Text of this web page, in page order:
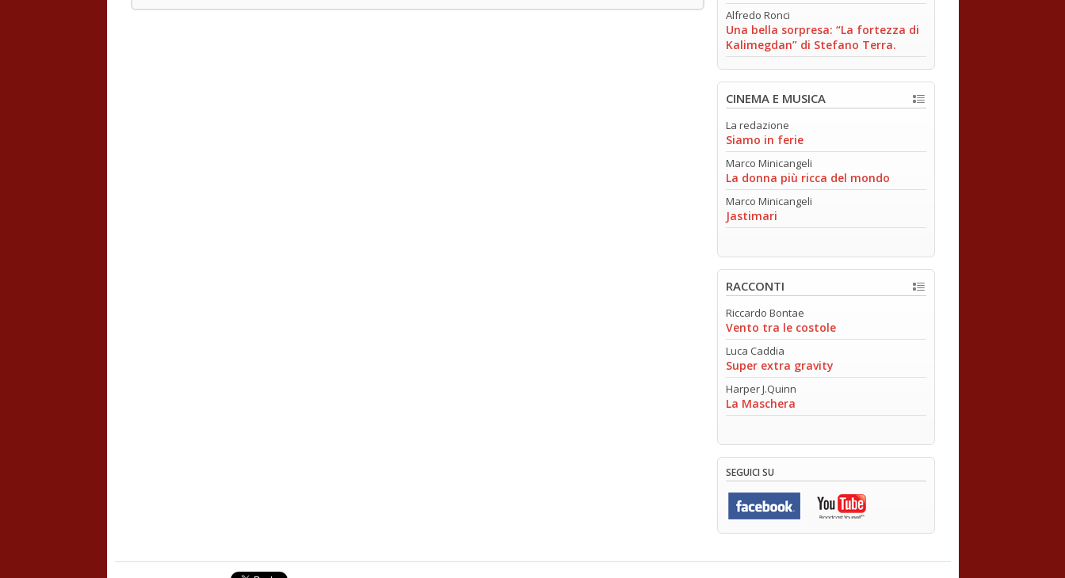
Alfredo Ronci
Una bella sorpresa: “La fortezza di
Kalimegdan” di Stefano Terra.
CINEMA E MUSICA
La redazione
Siamo in ferie
Marco Minicangeli
La donna più ricca del mondo
Marco Minicangeli
Jastimari
RACCONTI
Riccardo Bontae
Vento tra le costole
Luca Caddia
Super extra gravity
Harper J.Quinn
La Maschera
SEGUICI SU